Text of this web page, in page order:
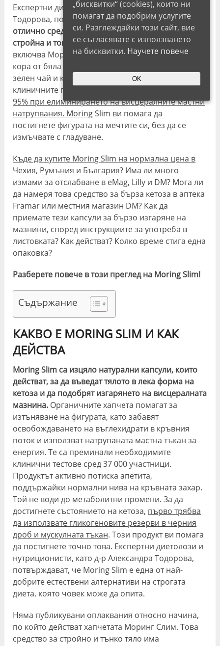
Експертни диетолози, като д-р Александра
Тодорова, потвърждават, чеMoring Slim е
отлично средство за поддържане на естествено
стройна и тонизирана фигура. Съставът му
включва Моринга, брезов лист, артишок, киви,
кора от бяла върба, гуава, Гарциния Камбоджа,
зелен чай и коензим Q10. Резултатите от
клиничните проучвания
95% при елиминирането на висцералните мастни
натрупвания. MoringSlim ви помага да
постигнете фигурата на мечтите си, без да се
измъчвате с гладуване.
Къде да купите Moring Slim на нормална цена в
Чехия, Румъния и България? Има ли много
измами за отслабване в eMag, Lilly и DM? Мога ли
да намеря това средство за бърза кетоза в аптека
Framar или местния магазин DM? Как да
приемате тези капсули за бързо изгаряне на
мазнини, според инструкциите за употреба в
листовката? Как действат? Колко време стига една
опаковка?
Разберете повече в този преглед на Moring Slim!
Съдържание
КАКВО Е MORING SLIM И КАК
ДЕЙСТВА
Moring Slim са изцяло натурални капсули, които
действат, за да въведат тялото в лека форма на
кетоза и да подобрят изгарянето на висцералната
мазнина. Органичните хапчета помагат за
изтъняване на фигурата, като забавят
освобождаването на въглехидрати в кръвния
поток и използват натрупаната мастна тъкан за
енергия. Те са преминали необходимите
клинични тестове сред 37 000 участници.
Продуктът активно потиска апетита,
поддържайки нормални нива на кръвната захар.
Той не води до метаболитни промени. За да
достигнете състоянието на кетоза, първо трябва
да използвате гликогеновите резерви в черния
дроб и мускулната тъкан. Този продукт ви помага
да постигнете точно това. Експертни диетолози и
нутриционисти, като д-р Александра Тодорова,
потвърждават, че Moring Slim е една от най-
добрите естествени алтернативи на строгата
диета, която човек може да опита.
Няма публикувани оплаквания относно начина,
по който действат хапчетата Моринг Слим. Това
средство за стройно и тънко тяло има
„бисквитки“ (cookies), които ни
помагат да подобрим услугите
си. Разглеждайки този сайт, вие
се съгласявате с използването
на бисквитки. Научете повече
OK